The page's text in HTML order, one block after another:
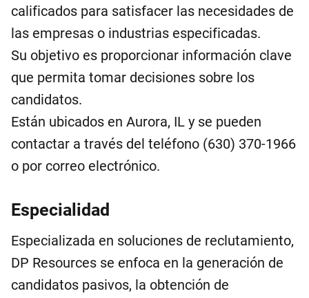
calificados para satisfacer las necesidades de
las empresas o industrias especificadas.
Su objetivo es proporcionar información clave
que permita tomar decisiones sobre los
candidatos.
Están ubicados en Aurora, IL y se pueden
contactar a través del teléfono (630) 370-1966
o por correo electrónico.
Especialidad
Especializada en soluciones de reclutamiento,
DP Resources se enfoca en la generación de
candidatos pasivos, la obtención de